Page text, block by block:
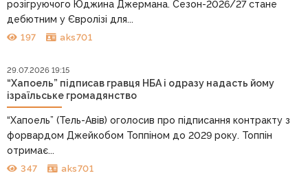
розігруючого Юджина Джермана. Сезон-2026/27 стане
дебютним у Євролізі для...
197 aks701
29.07.2026 19:15
“Хапоель” підписав гравця НБА і одразу надасть йому
ізраїльське громадянство
“Хапоель” (Тель-Авів) оголосив про підписання контракту з
форвардом Джейкобом Топпіном до 2029 року. Топпін
отримає...
347 aks701